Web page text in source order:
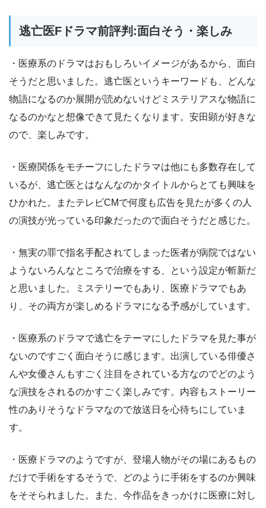
逃亡医Fドラマ前評判:面白そう・楽しみ
・医療系のドラマはおもしろいイメージがあるから、面白
そうだと思いました。逃亡医というキーワードも、どんな
物語になるのか展開が読めないけどミステリアスな物語に
なるのかなと想像できて見たくなります。安田顕が好きな
ので、楽しみです。
・医療関係をモチーフにしたドラマは他にも多数存在して
いるが、逃亡医とはなんなのかタイトルからとても興味を
ひかれた。またテレビCMで何度も広告を見たが多くの人
の演技が光っている印象だったので面白そうだと感じた。
・無実の罪で指名手配されてしまった医者が病院ではない
ようないろんなところで治療をする、という設定が斬新だ
と思いました。ミステリーでもあり、医療ドラマでもあ
り、その両方が楽しめるドラマになる予感がしています。
・医療系のドラマで逃亡をテーマにしたドラマを見た事が
ないのですごく面白そうに感じます。出演している俳優さ
んや女優さんもすごく注目をされている方なのでどのよう
な演技をされるのかすごく楽しみです。内容もストーリー
性のありそうなドラマなので放送日を心待ちにしていま
す。
・医療ドラマのようですが、登場人物がその場にあるもの
だけで手術をするそうで、どのように手術をするのか興味
をそそられました。また、今作品をきっかけに医療に対し